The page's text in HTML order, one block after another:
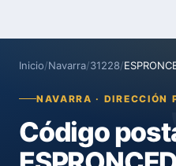
Inicio/Navarra/31228/
NAVARRA · DIRECCIÓN
Código